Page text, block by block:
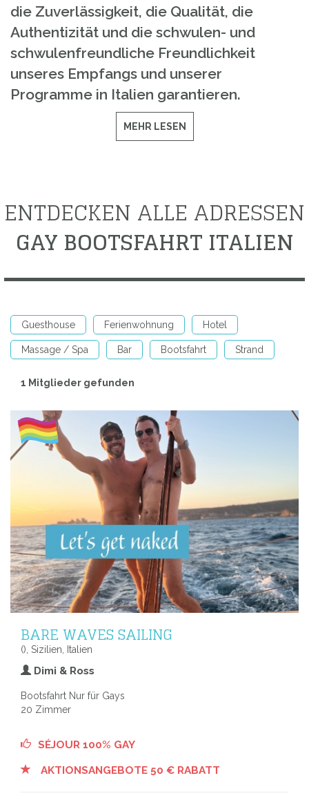
die Zuverlässigkeit, die Qualität, die
Authentizität und die schwulen- und
schwulenfreundliche Freundlichkeit
unseres Empfangs und unserer
Programme in Italien garantieren.
MEHR LESEN
ENTDECKEN ALLE ADRESSEN
GAY BOOTSFAHRT ITALIEN
Guesthouse Ferienwohnung Hotel
Massage / Spa Bar Bootsfahrt Strand
1 Mitglieder gefunden
BARE WAVES SAILING
(), Sizilien, Italien
Dimi & Ross
Bootsfahrt Nur für Gays
20 Zimmer
SÉJOUR 100% GAY
AKTIONSANGEBOTE 50 € RABATT